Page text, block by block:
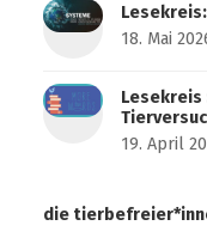
18. Mai
Lesekreis
19. April
die